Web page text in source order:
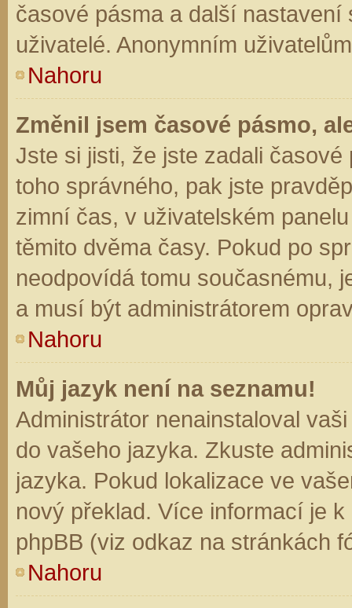
časové pásma a další
uživatelé. Anonymním
Nahoru
Změnil jsem časové pásmo,
Jste si jisti, že jste zadali
toho správného, pak jste
zimní čas, v uživatelském
těmito dvěma časy. Pokud po
neodpovídá tomu současnému,
a musí být administrátorem
Nahoru
Můj jazyk není na seznamu!
Administrátor nenainstaloval
do vašeho jazyka. Zkuste
jazyka. Pokud lokalizace ve
nový překlad. Více informací je
phpBB (viz odkaz na stránkách
Nahoru